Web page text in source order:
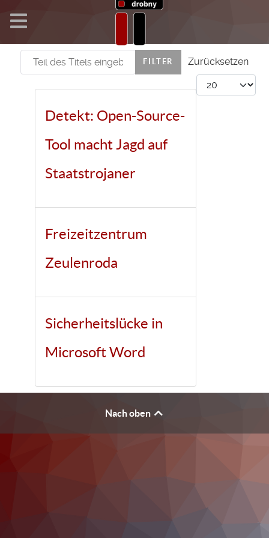
Teil des Titels eingeben FILTER
Zurücksetzen
Anzeige #
Detekt: Open-Source-
Tool macht Jagd auf
Staatstrojaner
Freizeitzentrum
Zeulenroda
Sicherheitslücke in
Microsoft Word
Nach oben